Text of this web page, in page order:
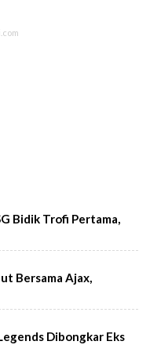
Bidik Trofi Pertama,
Bersama Ajax,
Dibongkar Eks